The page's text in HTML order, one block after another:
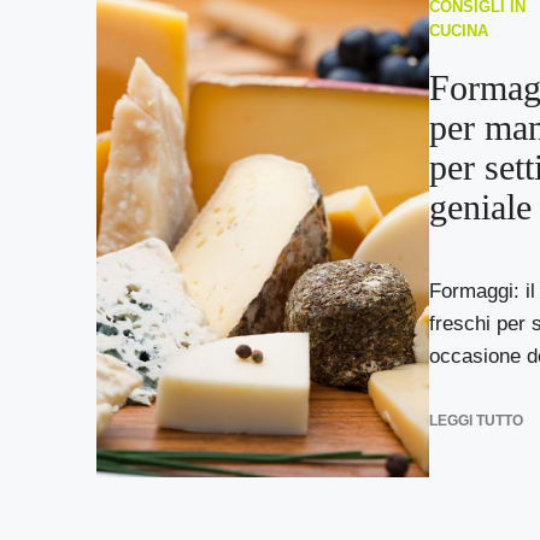
CONSIGLI IN
CUCINA
per
per
geniale
Formaggi:
freschi per
occasione
LEGGI TUTTO